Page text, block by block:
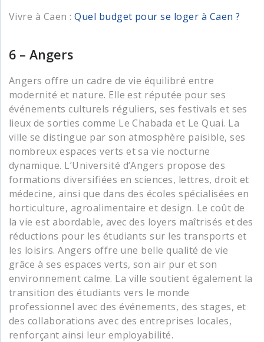
Vivre à Caen :Quel budget pour se loger à Caen ?
6 – Angers
Angers offre un cadre de vie équilibré entre
modernité et nature. Elle est réputée pour ses
événements culturels réguliers, ses festivals et ses
lieux de sorties comme Le Chabada et Le Quai. La
ville se distingue par son atmosphère paisible, ses
nombreux espaces verts et sa vie nocturne
dynamique. L’Université d’Angers propose des
formations diversifiées en sciences, lettres, droit et
médecine, ainsi que dans des écoles spécialisées en
horticulture, agroalimentaire et design. Le coût de
la vie est abordable, avec des loyers maîtrisés et des
réductions pour les étudiants sur les transports et
les loisirs. Angers offre une belle qualité de vie
grâce à ses espaces verts, son air pur et son
environnement calme. La ville soutient également la
transition des étudiants vers le monde
professionnel avec des événements, des stages, et
des collaborations avec des entreprises locales,
renforçant ainsi leur employabilité.